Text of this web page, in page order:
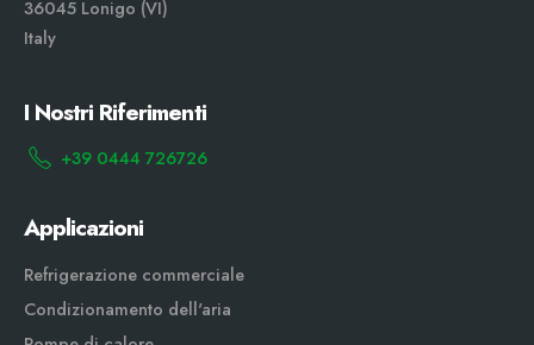
36045 Lonigo (VI)
Italy
I Nostri Riferimenti
+39 0444 726726
Applicazioni
Refrigerazione commerciale
Condizionamento dell'aria